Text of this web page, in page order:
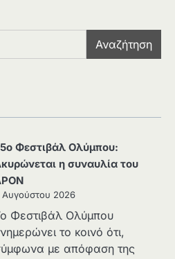
Αναζήτηση
Φεστιβάλ Ολύμπου:
η συναυλία του
Αυγούστου 2026
Φεστιβάλ Ολύμπου
το κοινό ότι,
με απόφαση της